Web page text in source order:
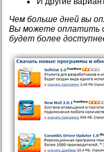
Чем больше дней вы
Вы можете оплатить
будет более